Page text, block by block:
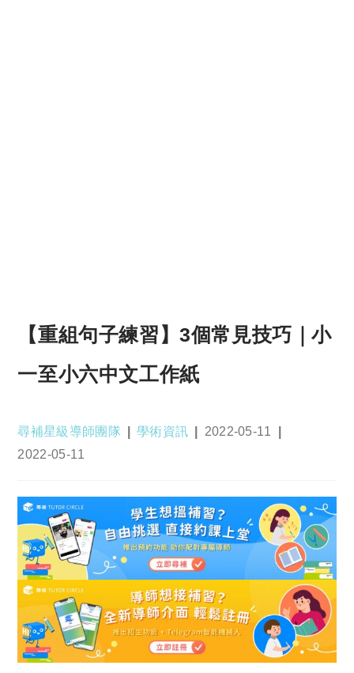
【重組句子練習】3個常見技巧｜小
一至小六中文工作紙
Post
尋補星級導師團隊
Post
學術資訊
Post
2022-05-11
Post
2022-05-11